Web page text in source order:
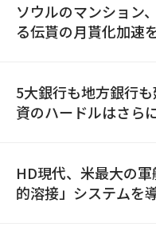
ソウルのマンション
る伝貰の月貰化加速
5大銀行も地方銀行
資のハードルはさら
HD現代、米最大の
的溶接」システムを